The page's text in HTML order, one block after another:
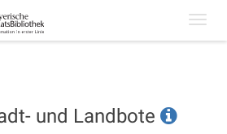
und Landbote